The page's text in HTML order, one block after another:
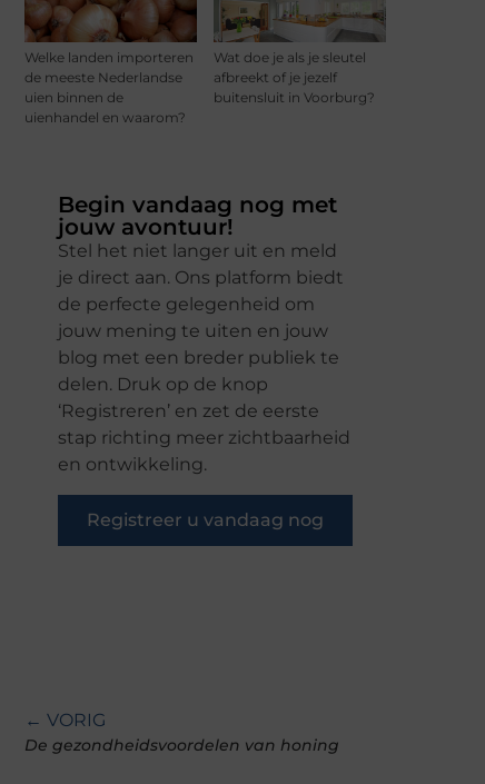
Welke landen importeren
de meeste Nederlandse
uien binnen de
uienhandel en waarom?
Wat doe je als je sleutel
afbreekt of je jezelf
buitensluit in Voorburg?
Begin vandaag nog met
jouw avontuur!
Stel het niet langer uit en meld
je direct aan. Ons platform biedt
de perfecte gelegenheid om
jouw mening te uiten en jouw
blog met een breder publiek te
delen. Druk op de knop
‘Registreren’ en zet de eerste
stap richting meer zichtbaarheid
en ontwikkeling.
Registreer u vandaag nog
← VORIG
De gezondheidsvoordelen van honing